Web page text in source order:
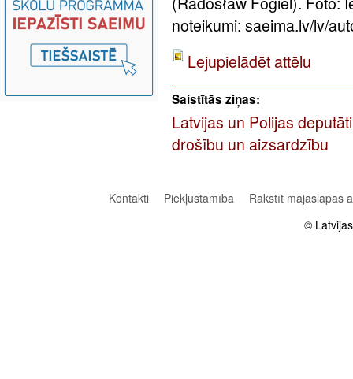
noteikumi: saeima.lv/lv/
Lejupielādēt attēlu
Saistītās ziņas:
Latvijas un Polijas
drošību un aizsardzību
Kontakti Piekļūstamība
Rakstīt mājaslapas
©